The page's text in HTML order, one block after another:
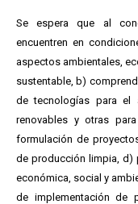
Se espera que al
encuentren en
aspectos ambientales,
sustentable, b)
de tecnologías para el
renovables y otras
formulación de
de producción limpia, d)
económica, social y
de implementación de